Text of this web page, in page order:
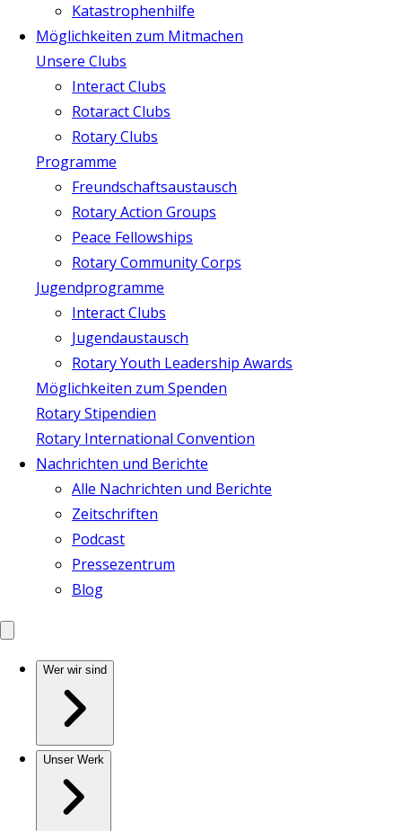
Katastrophenhilfe
Möglichkeiten zum Mitmachen
Unsere Clubs
Interact Clubs
Rotaract Clubs
Rotary Clubs
Programme
Freundschaftsaustausch
Rotary Action Groups
Peace Fellowships
Rotary Community Corps
Jugendprogramme
Interact Clubs
Jugendaustausch
Rotary Youth Leadership Awards
Möglichkeiten zum Spenden
Rotary Stipendien
Rotary International Convention
Nachrichten und Berichte
Alle Nachrichten und Berichte
Zeitschriften
Podcast
Pressezentrum
Blog
Wer wir sind
Unser Werk